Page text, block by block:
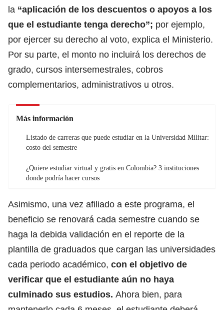
la “aplicación de los descuentos o apoyos a los
que el estudiante tenga derecho”; por ejemplo,
por ejercer su derecho al voto, explica el Ministerio.
Por su parte, el monto no incluirá los derechos de
grado, cursos intersemestrales, cobros
complementarios, administrativos u otros.
Más información
Listado de carreras que puede estudiar en la Universidad Militar:
costo del semestre
¿Quiere estudiar virtual y gratis en Colombia? 3 instituciones
donde podría hacer cursos
Asimismo, una vez afiliado a este programa, el
beneficio se renovará cada semestre cuando se
haga la debida validación en el reporte de la
plantilla de graduados que cargan las universidades
cada periodo académico, con el objetivo de
verificar que el estudiante aún no haya
culminado sus estudios. Ahora bien, para